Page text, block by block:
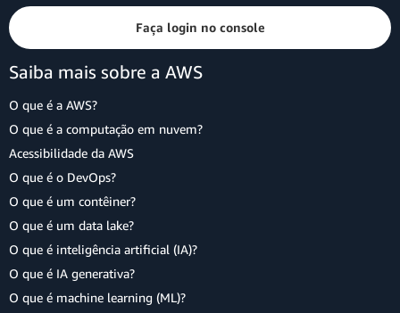
Faça login no console
Saiba mais sobre a AWS
O que é a AWS?
O que é a computação em nuvem?
Acessibilidade da AWS
O que é o DevOps?
O que é um contêiner?
O que é um data lake?
O que é inteligência artificial (IA)?
O que é IA generativa?
O que é machine learning (ML)?